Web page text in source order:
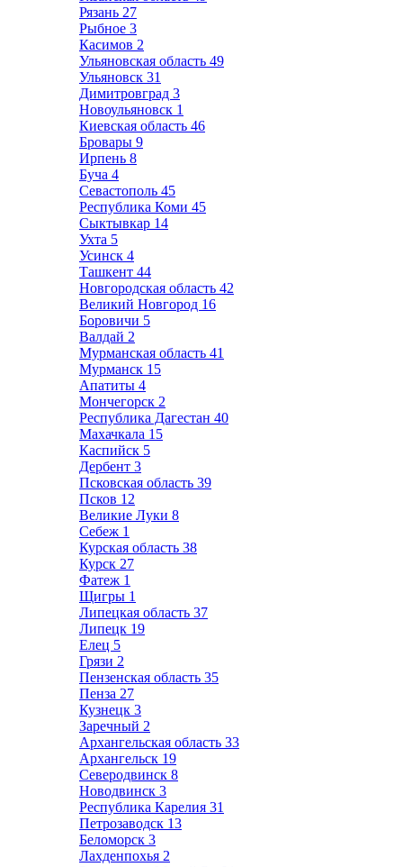
Рязань 27
Рыбное 3
Касимов 2
Ульяновская область 49
Ульяновск 31
Димитровград 3
Новоульяновск 1
Киевская область 46
Бровары 9
Ирпень 8
Буча 4
Севастополь 45
Республика Коми 45
Сыктывкар 14
Ухта 5
Усинск 4
Ташкент 44
Новгородская область 42
Великий Новгород 16
Боровичи 5
Валдай 2
Мурманская область 41
Мурманск 15
Апатиты 4
Мончегорск 2
Республика Дагестан 40
Махачкала 15
Каспийск 5
Дербент 3
Псковская область 39
Псков 12
Великие Луки 8
Себеж 1
Курская область 38
Курск 27
Фатеж 1
Щигры 1
Липецкая область 37
Липецк 19
Елец 5
Грязи 2
Пензенская область 35
Пенза 27
Кузнецк 3
Заречный 2
Архангельская область 33
Архангельск 19
Северодвинск 8
Новодвинск 3
Республика Карелия 31
Петрозаводск 13
Беломорск 3
Лахденпохья 2